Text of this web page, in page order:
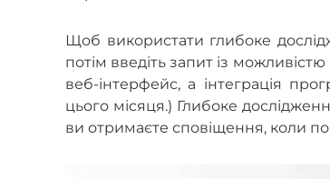
Щоб використати глибоке
потім введіть запит із
веб-інтерфейс, а інтеграція
цього місяця.) Глибоке
ви отримаєте сповіщення, коли